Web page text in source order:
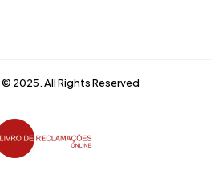
2025. All Rights Reserved